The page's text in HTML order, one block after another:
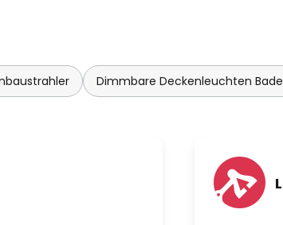
Dimmbare Deckenleuchten